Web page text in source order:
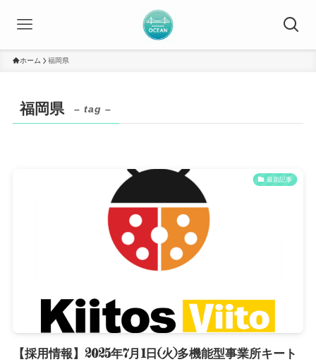
ホーム 福岡県
福岡県 – tag –
最新記事
【採用情報】2025年7月1日(火)多機能型事業所キート